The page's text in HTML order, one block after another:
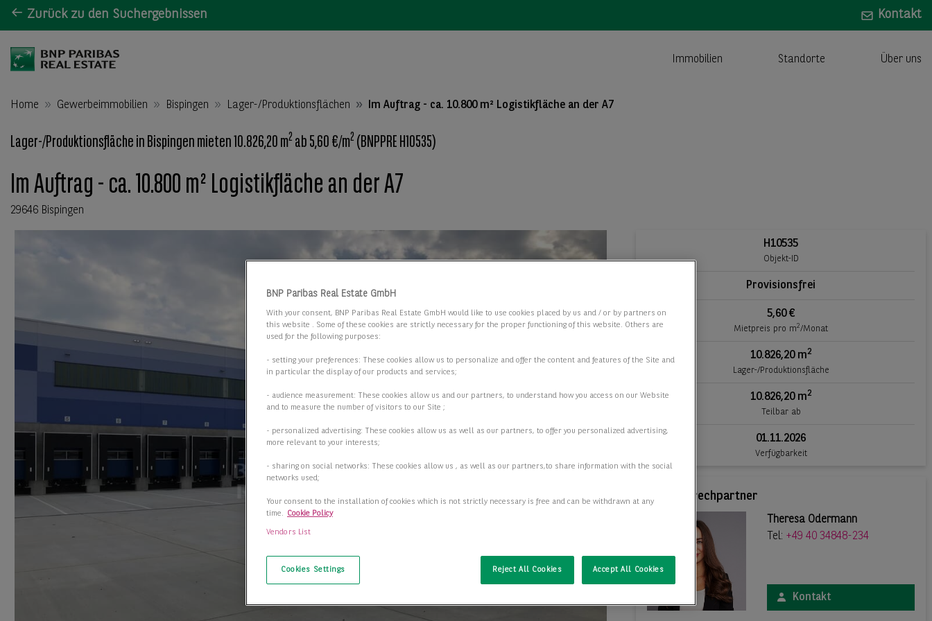
Zurück zu den Suchergebnissen Kontakt
Immobilien Standorte Über uns
Home Gewerbeimmobilien Bispingen Lager-/Produktionsflächen Im Auftrag - ca. 10.800 m² Logistikfläche an der A7
Lager-/Produktionsfläche in Bispingen mieten 10.826,20 m2 ab 5,60 €/m2 (BNPPRE H10535)
Im Auftrag - ca. 10.800 m² Logistikfläche an der A7
29646 Bispingen
H10535
Objekt-ID
Provisionsfrei
5,60 €
Mietpreis pro m2/Monat
10.826,20 m2
Lager-/Produktionsfläche
10.826,20 m2
Teilbar ab
01.11.2026
Verfügbarkeit
Ihr Ansprechpartner
Theresa Odermann
Tel: +49 40 34848-234
Kontakt
BNP Paribas Real Estate GmbH
With your consent, BNP Paribas Real Estate GmbH would like to use cookies placed by us and / or by partners on
this website . Some of these cookies are strictly necessary for the proper functioning of this website. Others are
used for the following purposes:
- setting your preferences: These cookies allow us to personalize and offer the content and features of the Site and
in particular the display of our products and services;
- audience measurement: These cookies allow us and our partners, to understand how you access on our Website
and to measure the number of visitors to our Site ;
- personalized advertising: These cookies allow us as well as our partners, to offer you personalized advertising,
more relevant to your interests;
- sharing on social networks: These cookies allow us , as well as our partners,to share information with the social
networks used;
Your consent to the installation of cookies which is not strictly necessary is free and can be withdrawn at any
time. Cookie Policy
Vendors List
Cookies Settings Reject All Cookies Accept All Cookies